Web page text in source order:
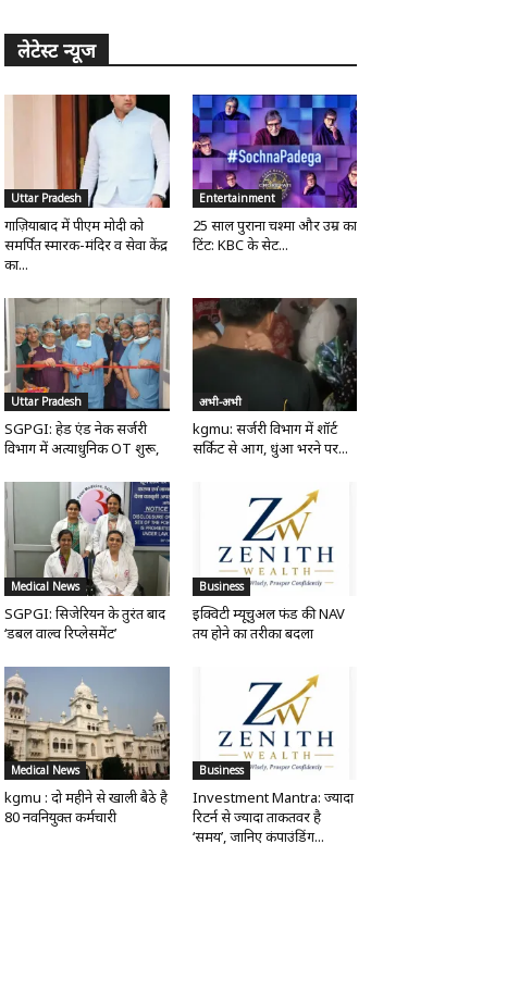
लेटेस्ट न्यूज
Uttar Pradesh
गाज़ियाबाद में पीएम मोदी को
समर्पित स्मारक-मंदिर व सेवा केंद्र
का...
Entertainment
25 साल पुराना चश्मा और उम्र का
टिंट: KBC के सेट...
Uttar Pradesh
SGPGI: हेड एंड नेक सर्जरी
विभाग में अत्याधुनिक OT शुरू,
अभी-अभी
kgmu: सर्जरी विभाग में शॉर्ट
सर्किट से आग, धुंआ भरने पर...
Medical News
SGPGI: सिजेरियन के तुरंत बाद
‘डबल वाल्व रिप्लेसमेंट’
Business
इक्विटी म्यूचुअल फंड की NAV
तय होने का तरीका बदला
Medical News
kgmu : दो महीने से खाली बैठे है
80 नवनियुक्त कर्मचारी
Business
Investment Mantra: ज्यादा
रिटर्न से ज्यादा ताकतवर है
‘समय’, जानिए कंपाउंडिंग...